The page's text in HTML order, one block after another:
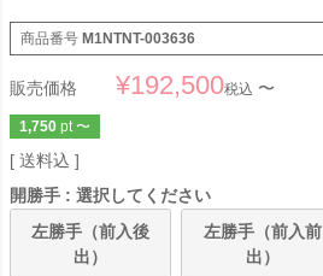
商品番号 M1NTNT-003636
販売価格 ¥192,500税込 〜
1,750 pt 〜
送料込
開勝手
選択してください
左勝手（前入後
出）
左勝手（前入前
出）